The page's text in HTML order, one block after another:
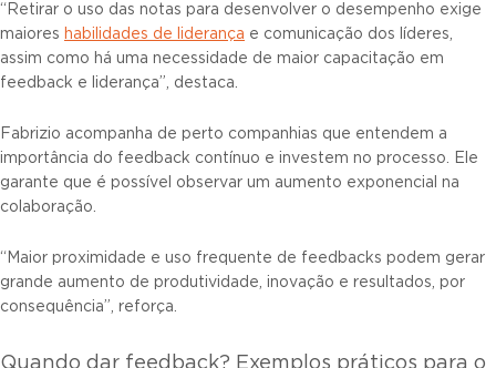
“Retirar o uso das notas para desenvolver o desempenho exige
maiores habilidades de liderança e comunicação dos líderes,
assim como há uma necessidade de maior capacitação em
feedback e liderança”, destaca.
Fabrizio acompanha de perto companhias que entendem a
importância do feedback contínuo e investem no processo. Ele
garante que é possível observar um aumento exponencial na
colaboração.
“Maior proximidade e uso frequente de feedbacks podem gerar
grande aumento de produtividade, inovação e resultados, por
consequência”, reforça.
Quando dar feedback? Exemplos práticos para o